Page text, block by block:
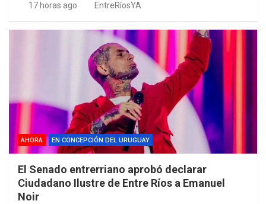
17 horas ago EntreRíosYA
AHORA EN CONCEPCIÓN DEL URUGUAY
El Senado entrerriano aprobó declarar
Ciudadano Ilustre de Entre Ríos a Emanuel
Noir